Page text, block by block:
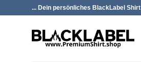
... Dein persönliches BlackLabel Shirt